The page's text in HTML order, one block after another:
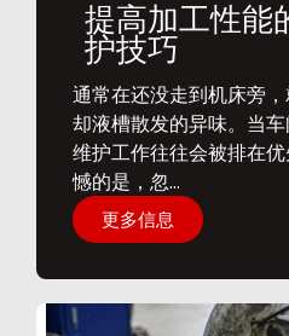
提高加工性能
护技巧
通常在还没走到机床旁
却液槽散发的异味。当
维护工作往往会被排在
憾的是，忽...
更多信息